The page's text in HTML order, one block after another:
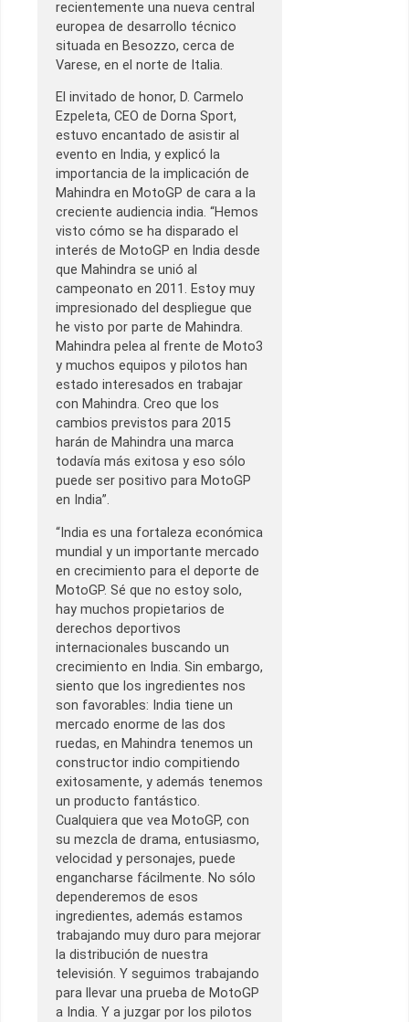
recientemente una nueva central
europea de desarrollo técnico
situada en Besozzo, cerca de
Varese, en el norte de Italia.
El invitado de honor, D. Carmelo
Ezpeleta, CEO de Dorna Sport,
estuvo encantado de asistir al
evento en India, y explicó la
importancia de la implicación de
Mahindra en MotoGP de cara a la
creciente audiencia india. “Hemos
visto cómo se ha disparado el
interés de MotoGP en India desde
que Mahindra se unió al
campeonato en 2011. Estoy muy
impresionado del despliegue que
he visto por parte de Mahindra.
Mahindra pelea al frente de Moto3
y muchos equipos y pilotos han
estado interesados en trabajar
con Mahindra. Creo que los
cambios previstos para 2015
harán de Mahindra una marca
todavía más exitosa y eso sólo
puede ser positivo para MotoGP
en India”.
“India es una fortaleza económica
mundial y un importante mercado
en crecimiento para el deporte de
MotoGP. Sé que no estoy solo,
hay muchos propietarios de
derechos deportivos
internacionales buscando un
crecimiento en India. Sin embargo,
siento que los ingredientes nos
son favorables: India tiene un
mercado enorme de las dos
ruedas, en Mahindra tenemos un
constructor indio compitiendo
exitosamente, y además tenemos
un producto fantástico.
Cualquiera que vea MotoGP, con
su mezcla de drama, entusiasmo,
velocidad y personajes, puede
engancharse fácilmente. No sólo
dependeremos de esos
ingredientes, además estamos
trabajando muy duro para mejorar
la distribución de nuestra
televisión. Y seguimos trabajando
para llevar una prueba de MotoGP
a India. Y a juzgar por los pilotos